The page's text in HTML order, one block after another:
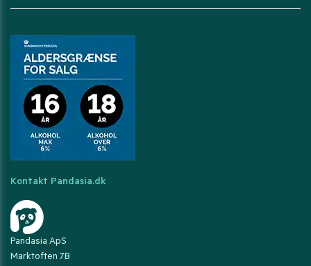
Kontakt Pandasia.dk
Pandasia ApS
Marktoften 7B